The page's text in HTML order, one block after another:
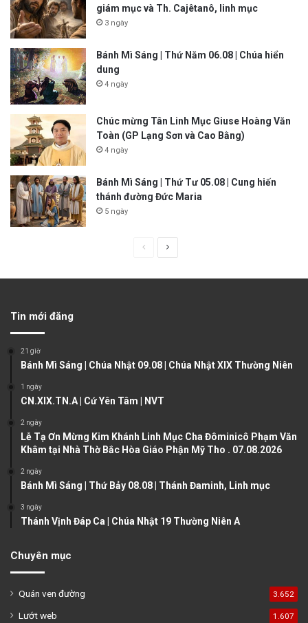
giám mục và Th. Cajêtanô, linh mục
3 ngày
Bánh Mì Sáng | Thứ Năm 06.08 | Chúa hiển
dung
4 ngày
Chúc mừng Tân Linh Mục Giuse Hoàng Văn
Toàn (GP Lạng Sơn và Cao Bằng)
4 ngày
Bánh Mì Sáng | Thứ Tư 05.08 | Cung hiến
thánh đường Đức Maria
5 ngày
u
p
g
g
Tin mới đăng
21 giờ
Bánh Mì Sáng | Chúa Nhật 09.08 | Chúa Nhật XIX Thường Niên
1 ngày
CN.XIX.TN.A | Cứ Yên Tâm | NVT
2 ngày
Lễ Tạ Ơn Mừng Kim Khánh Linh Mục Cha Đôminicô Phạm Văn
Khâm tại Nhà Thờ Bắc Hòa Giáo Phận Mỹ Tho . 07.08.2026
2 ngày
Bánh Mì Sáng | Thứ Bảy 08.08 | Thánh Đaminh, Linh mục
3 ngày
Thánh Vịnh Đáp Ca | Chúa Nhật 19 Thường Niên A
Chuyên mục
Quán ven đường 3.652
Lướt web 1.607